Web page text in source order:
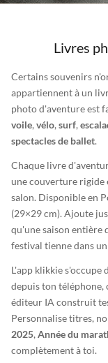
Livres
Certains souvenirs
appartiennent à un
photo d'aventure est
voile, vélo, surf,
spectacles de ballet.
Chaque livre
une couverture rigide
salon. Disponible en
(29×29 cm). Ajoute
qu'une saison entière
festival tienne dans
L'app klikkie
depuis ton
éditeur IA construit
Personnalise titres,
2025, Année du
complètement à toi.